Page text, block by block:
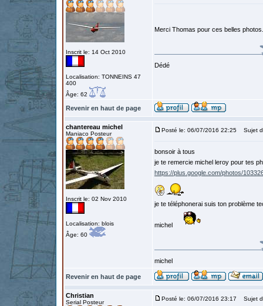
Inscrit le: 14 Oct 2010
Localisation: TONNEINS 47
400
Âge: 62
Merci Thomas pour ces belles
Dédé
Revenir en haut de page
chantereau michel
Maniaco Posteur
Inscrit le: 02 Nov 2010
Localisation: blois
Âge: 60
Posté le: 06/07/2016 22:25 Sujet
bonsoir à tous
je te remercie michel leroy pour tes
https://plus.google.com/photos/
je te téléphonerai suis ton problème
michel
michel
Revenir en haut de page
Christian
Serial Posteur
Posté le: 06/07/2016 23:17 Sujet